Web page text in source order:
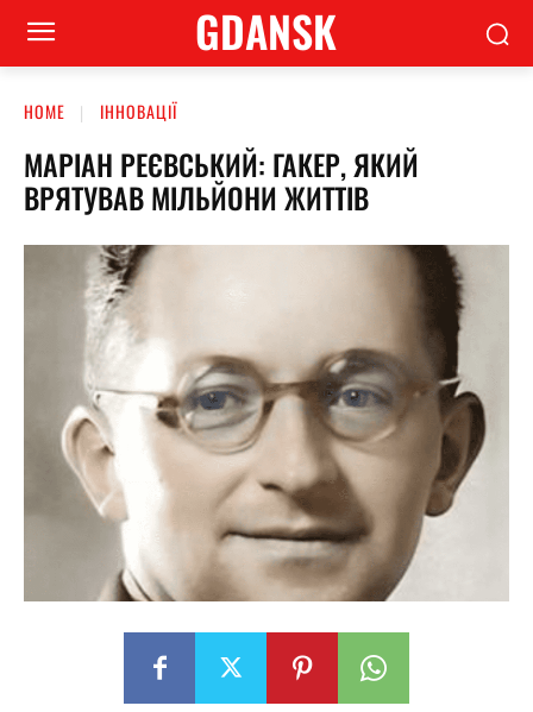
GDANSK
HOME ІННОВАЦІЇ
МАРІАН РЕЄВСЬКИЙ: ГАКЕР, ЯКИЙ
ВРЯТУВАВ МІЛЬЙОНИ ЖИТТІВ